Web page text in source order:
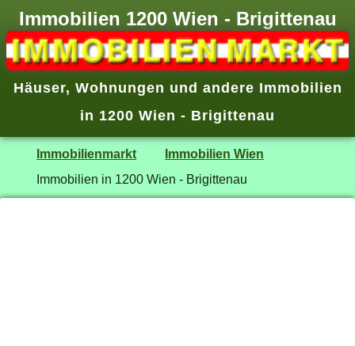
Immobilien 1200 Wien - Brigittenau
Häuser, Wohnungen und andere Immobilien
in 1200 Wien - Brigittenau
Immobilienmarkt
Immobilien Wien
Immobilien in 1200 Wien - Brigittenau